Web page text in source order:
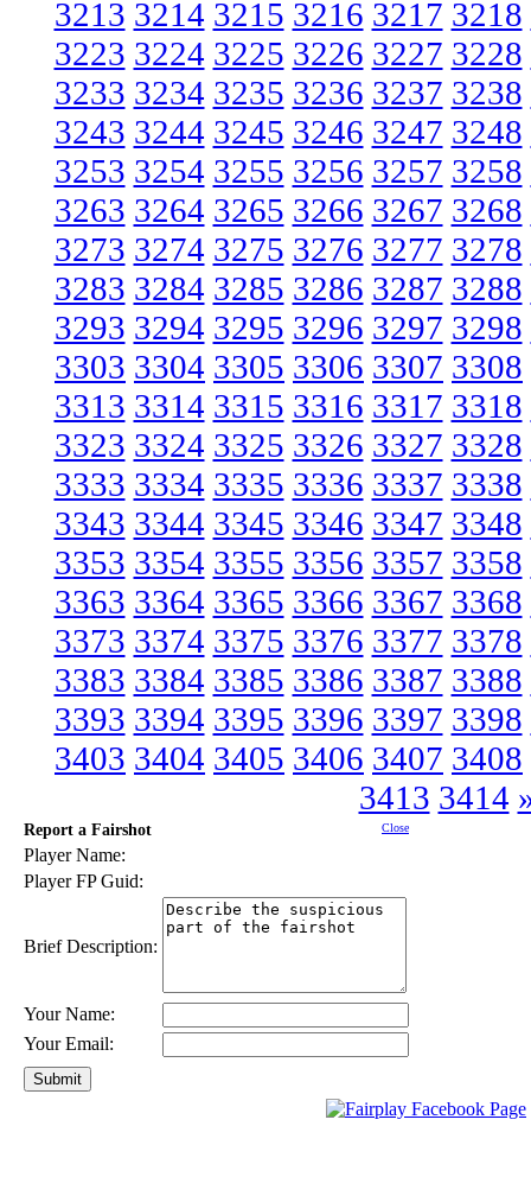
3213 3214 3215 3216 3217 3218
3223 3224 3225 3226 3227 3228
3233 3234 3235 3236 3237 3238
3243 3244 3245 3246 3247 3248
3253 3254 3255 3256 3257 3258
3263 3264 3265 3266 3267 3268
3273 3274 3275 3276 3277 3278
3283 3284 3285 3286 3287 3288
3293 3294 3295 3296 3297 3298
3303 3304 3305 3306 3307 3308
3313 3314 3315 3316 3317 3318
3323 3324 3325 3326 3327 3328
3333 3334 3335 3336 3337 3338
3343 3344 3345 3346 3347 3348
3353 3354 3355 3356 3357 3358
3363 3364 3365 3366 3367 3368
3373 3374 3375 3376 3377 3378
3383 3384 3385 3386 3387 3388
3393 3394 3395 3396 3397 3398
3403 3404 3405 3406 3407 3408
3413 3414
Report a Fairshot Close
Player Name:
Player FP Guid:
Brief Description:
Your Name:
Your Email: